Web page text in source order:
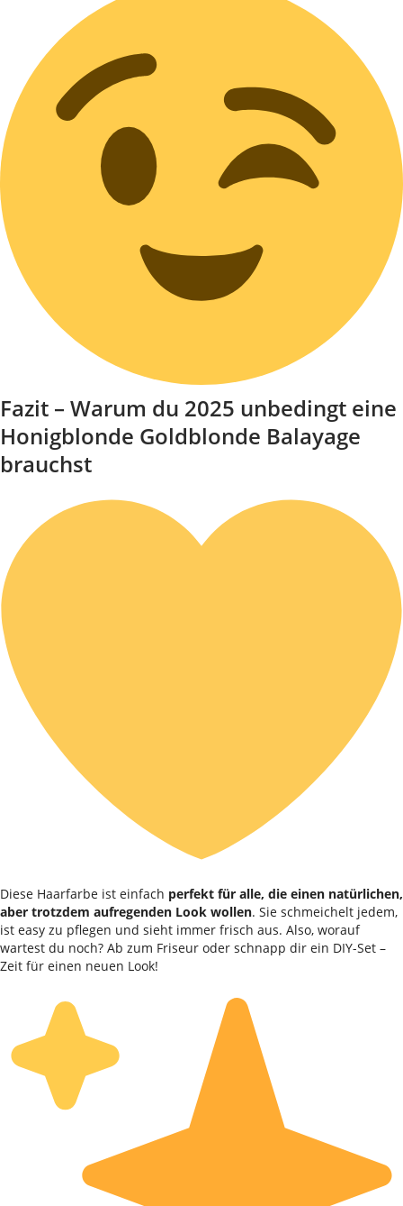
Fazit – Warum du 2025 unbedingt eine
Honigblonde Goldblonde Balayage
brauchst
Diese Haarfarbe ist einfach perfekt für alle, die einen natürlichen,
aber trotzdem aufregenden Look wollen. Sie schmeichelt jedem,
ist easy zu pflegen und sieht immer frisch aus. Also, worauf
wartest du noch? Ab zum Friseur oder schnapp dir ein DIY-Set –
Zeit für einen neuen Look!